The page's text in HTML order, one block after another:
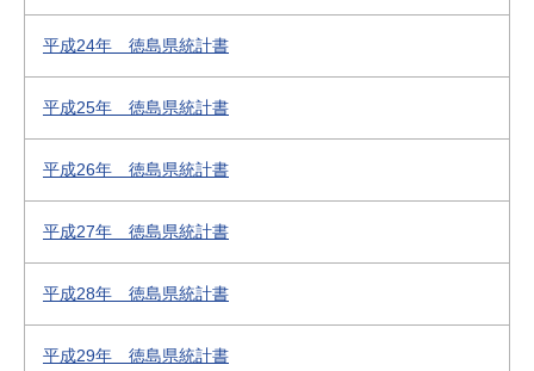
平成24年 徳島県統計書
平成25年 徳島県統計書
平成26年 徳島県統計書
平成27年 徳島県統計書
平成28年 徳島県統計書
平成29年 徳島県統計書